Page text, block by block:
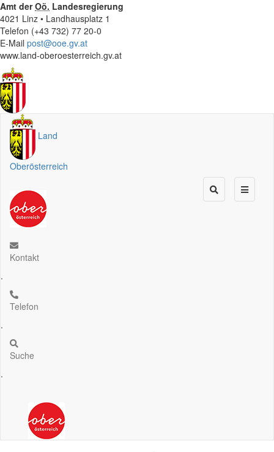
Amt derOö. Landesregierung
4021 Linz • Landhausplatz 1
Telefon (+43 732) 77 20-0
E-Mail post@ooe.gv.at
www.land-oberoesterreich.gv.at
Land
Oberösterreich
Kontakt
.
Telefon
.
Suche
.